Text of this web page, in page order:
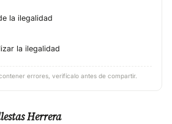
la ilegalidad
la ilegalidad
errores, verifícalo antes de compartir.
Herrera